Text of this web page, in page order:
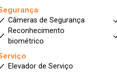
Câmeras de Segurança
Reconhecimento
biométrico
Elevador de Serviço